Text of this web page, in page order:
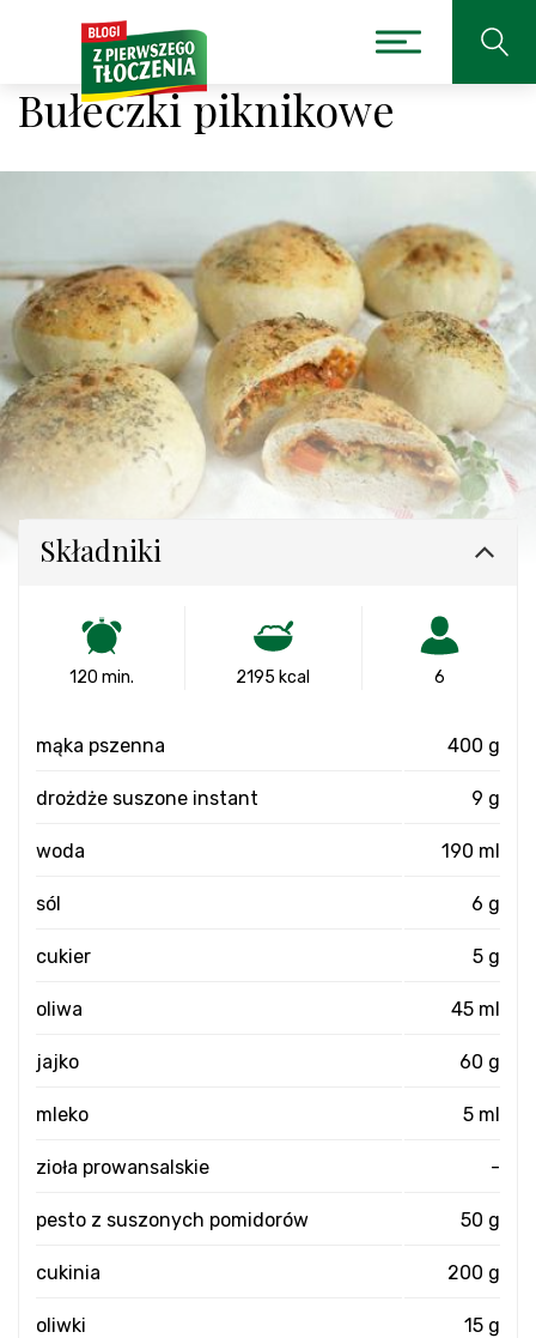
Bułeczki piknikowe
Składniki
120 min. 2195 kcal 6
mąka pszenna 400 g
drożdże suszone instant 9 g
woda 190 ml
sól 6 g
cukier 5 g
oliwa 45 ml
jajko 60 g
mleko 5 ml
zioła prowansalskie -
pesto z suszonych pomidorów 50 g
cukinia 200 g
oliwki 15 g